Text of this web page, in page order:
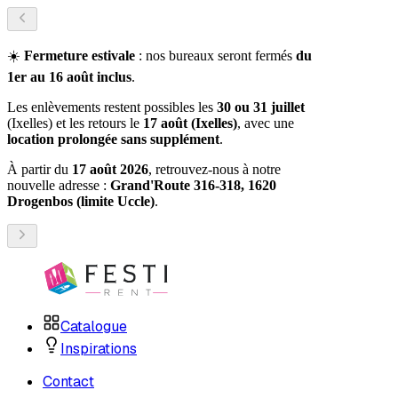
☀️ Fermeture estivale : nos bureaux seront fermés du
1er au 16 août inclus.
Les enlèvements restent possibles les 30 ou 31 juillet
(Ixelles) et les retours le 17 août (Ixelles), avec une
location prolongée sans supplément.
À partir du 17 août 2026, retrouvez-nous à notre
nouvelle adresse : Grand'Route 316-318, 1620
Drogenbos (limite Uccle).
Catalogue
Inspirations
Contact